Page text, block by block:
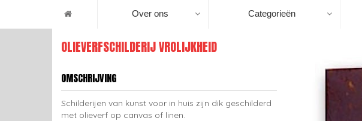
Over ons Categorieën
OLIEVERFSCHILDERIJ VROLIJKHEID
OMSCHRIJVING
Schilderijen van kunst voor in huis zijn dik geschilderd
met olieverf op canvas of linen.